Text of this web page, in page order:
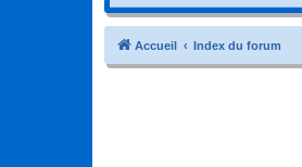
Accueil Index du forum